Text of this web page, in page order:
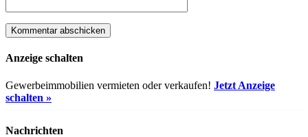
Anzeige schalten
Gewerbeimmobilien vermieten oder verkaufen! Jetzt Anzeige
schalten »
Nachrichten